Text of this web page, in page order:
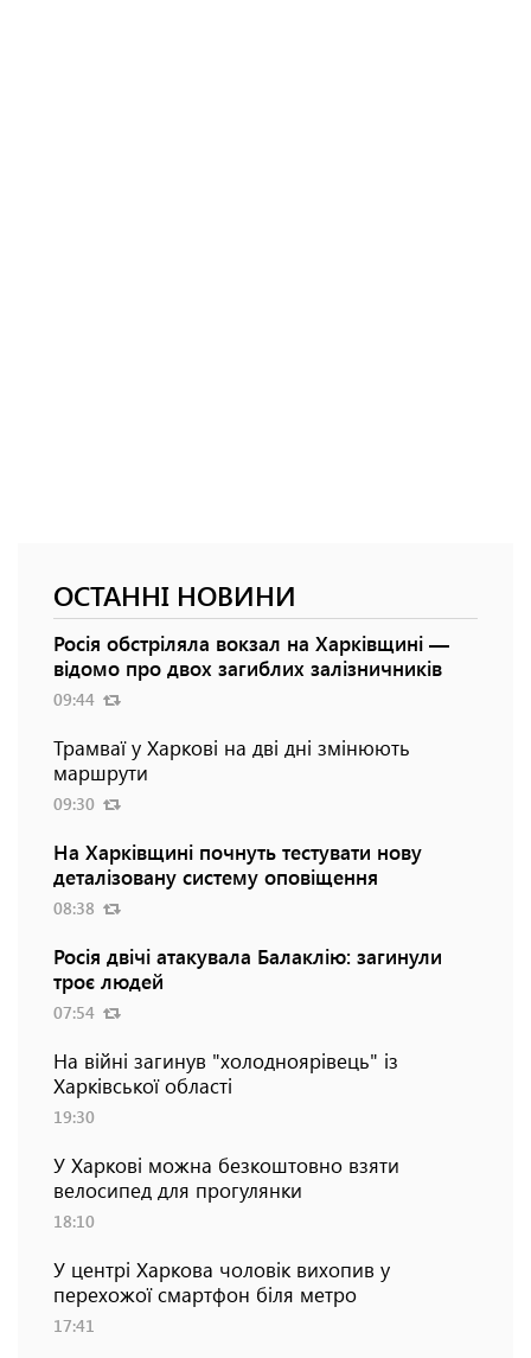
ОСТАННІ НОВИНИ
Росія обстріляла вокзал на Харківщині —
відомо про двох загиблих залізничників
09:44
Трамваї у Харкові на дві дні змінюють
маршрути
09:30
На Харківщині почнуть тестувати нову
деталізовану систему оповіщення
08:38
Росія двічі атакувала Балаклію: загинули
троє людей
07:54
На війні загинув "холодноярівець" із
Харківської області
19:30
У Харкові можна безкоштовно взяти
велосипед для прогулянки
18:10
У центрі Харкова чоловік вихопив у
перехожої смартфон біля метро
17:41